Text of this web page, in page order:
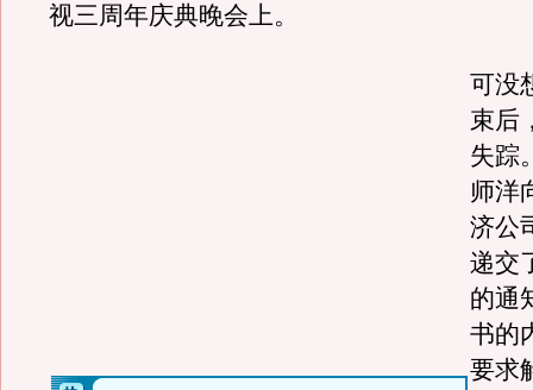
视三周年庆典晚会上。
可没
束后
失踪
师洋
济公
递交
的通
书的
要求